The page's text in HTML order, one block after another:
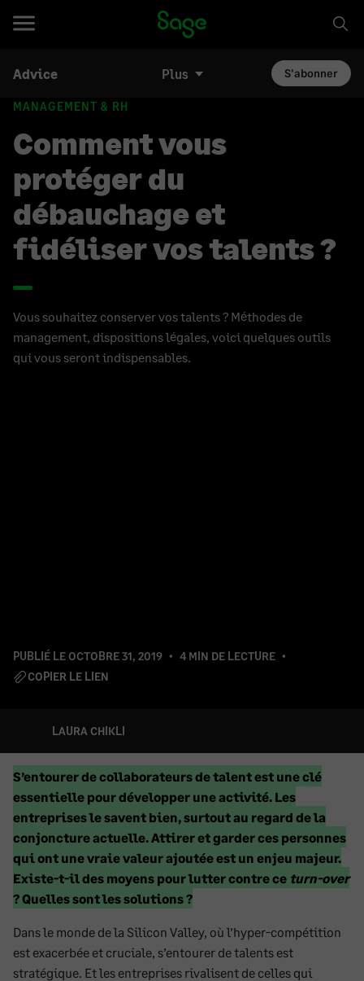
Advice Plus S'abonner
MANAGEMENT & RH
Comment vous
protéger du
débauchage et
fidéliser vos talents ?
Vous souhaitez conserver vos talents ? Méthodes de
management, dispositions légales, voici quelques outils
qui vous seront indispensables.
PUBLIÉ LE OCTOBRE 31, 2019
4 MIN DE LECTURE
COPIER LE LIEN
LAURA CHIKLI
Début
du
texte
marqué
S’entourer de collaborateurs de talent est une clé
essentielle pour développer une activité. Les
entreprises le savent bien, surtout au regard de la
conjoncture actuelle. Attirer et garder ces personnes
qui ont une vraie valeur ajoutée est un enjeu majeur.
Existe-t-il des moyens pour lutter contre ce turn-over
? Quelles sont les solutions ?Fin
texte
marqué
Dans le monde de la Silicon Valley, où l’hyper-compétition
est exacerbée et cruciale, s’entourer de talents est
stratégique. Et les entreprises rivalisent de celles qui